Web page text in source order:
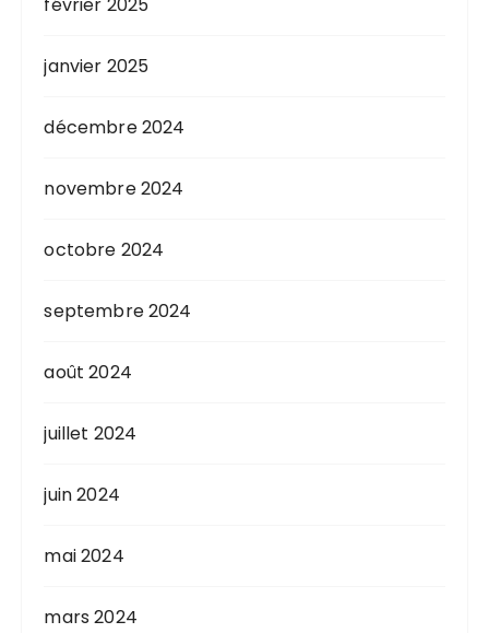
janvier 2025
décembre 2024
novembre 2024
octobre 2024
septembre 2024
août 2024
juillet 2024
juin 2024
mai 2024
mars 2024